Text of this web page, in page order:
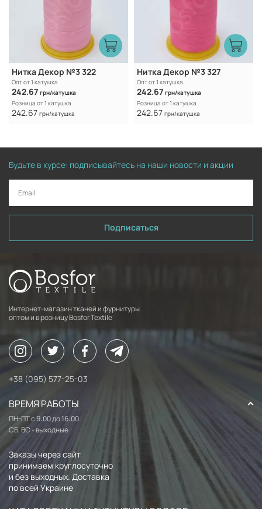
Нитка Декор №3 322
Опт от 1 катушка
242.67 грн/катушка
Розница от 1 катушка
242.67 грн/катушка
Нитка Декор №3 327
Опт от 1 катушка
242.67 грн/катушка
Розница от 1 катушка
242.67 грн/катушка
Будьте в курсе: подписывайтесь на наши новости и акции
Подписаться
Интернет-магазин тканей и фурнитуры
оптом и в розницу Bosfor Textile
+38 (095) 577-25-03
ВРЕМЯ РАБОТЫ
ПН-ПТ с 9:00 до 16:00
СБ, ВС - выходные
Заказы через сайт
принимаем круглосуточно
и без выходных. Доставка
по всей Украине